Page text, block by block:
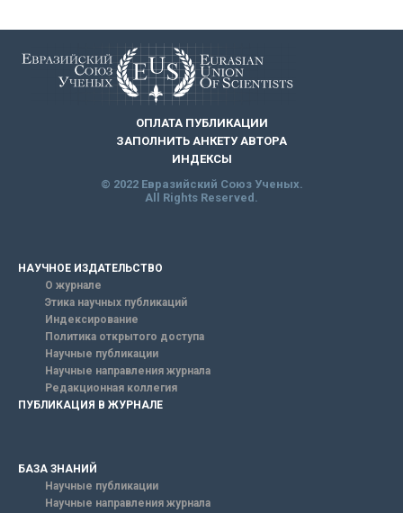
ОПЛАТА ПУБЛИКАЦИИ
ЗАПОЛНИТЬ АНКЕТУ АВТОРА
ИНДЕКСЫ
© 2022 Евразийский Союз Ученых.
All Rights Reserved.
НАУЧНОЕ ИЗДАТЕЛЬСТВО
О журнале
Этика научных публикаций
Индексирование
Политика открытого доступа
Научные публикации
Научные направления журнала
Редакционная коллегия
ПУБЛИКАЦИЯ В ЖУРНАЛЕ
БАЗА ЗНАНИЙ
Научные публикации
Научные направления журнала